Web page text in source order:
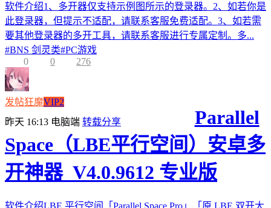
软件介绍1、多开器仅支持示例图所示的登录器。2、如若你是
此登录器，但提示不适配，请联系客服免费适配。3、如若需
要其他登录器的多开工具，请联系客服进行专属定制。多...
#BNS 剑灵类#PC游戏
0
0 276
发帖狂魔VIP2
昨天 16:13 电脑端 转载分享
Parallel
Space（LBE平行空间）安卓多
开神器_V4.0.9612 专业版
软件介绍LBE 平行空间「Parallel Space Pro」「原 LBE 双开大